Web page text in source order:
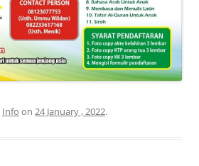
Info on 24 January , 2022.